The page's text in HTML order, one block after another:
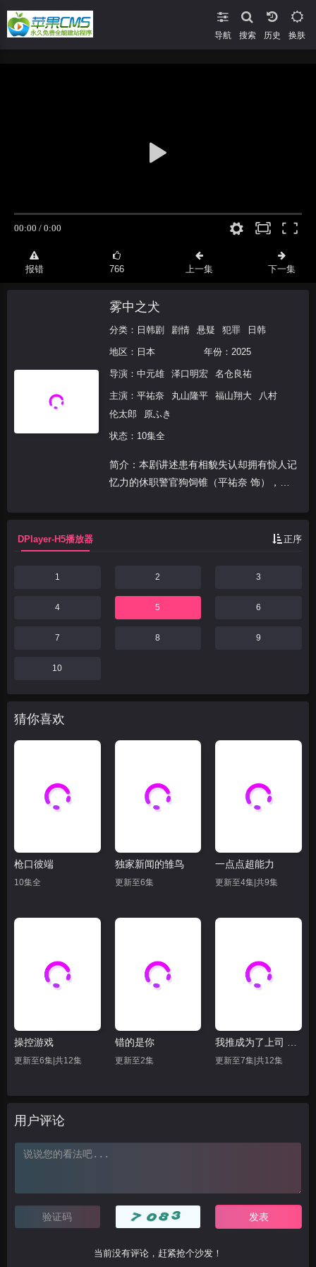
导航 搜索 换肤
报错 766 上一集 下一集
雾中之犬
分类： 日韩剧 剧情 悬疑 犯罪 日韩
地区： 日本 年份： 2025
导演： 中元雄 泽口明宏 名仓良祐
主演： 平祐奈 丸山隆平 福山翔大
八村
伦太郎
原ふき
状态：10集全
简介：本剧讲述患有相貌失认却拥有惊人记
忆力的休职警官狗饲锥（平祐奈 饰），与
的刑警猿渡响（丸山隆平 饰）组成搭档，
共同挑战长期未解的离奇案件。两人在破解
DPlayer-H5播放器 正序
1 2 3
4 5 6
7 8 9
10
猜你喜欢
枪口彼端
10集全
独家新闻的雏鸟
更新至6集
一点点超能力
更新至4集|共9集
操控游戏
更新至6集|共12集
错的是你
更新至2集 更新至7集|共12集
用户评论
当前没有评论，赶紧抢个沙发！